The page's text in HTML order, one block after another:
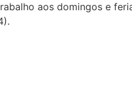
aos domingos e